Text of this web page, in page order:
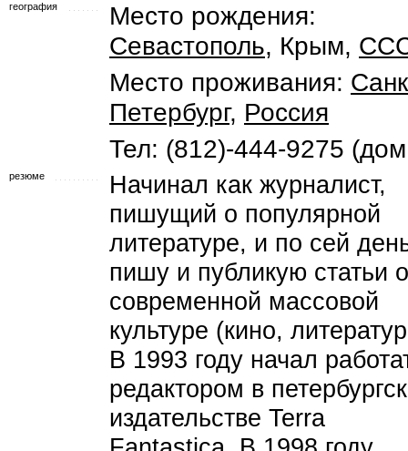
география
Место рождения:
Севастополь, Крым,
Место проживания:
Петербург, Россия
Тел: (812)-444-9275
резюме
Начинал как журналист,
пишущий о популярной
литературе, и по сей
пишу и публикую статьи о
современной массовой
культуре (кино,
В 1993 году начал
редактором в
издательстве Terra